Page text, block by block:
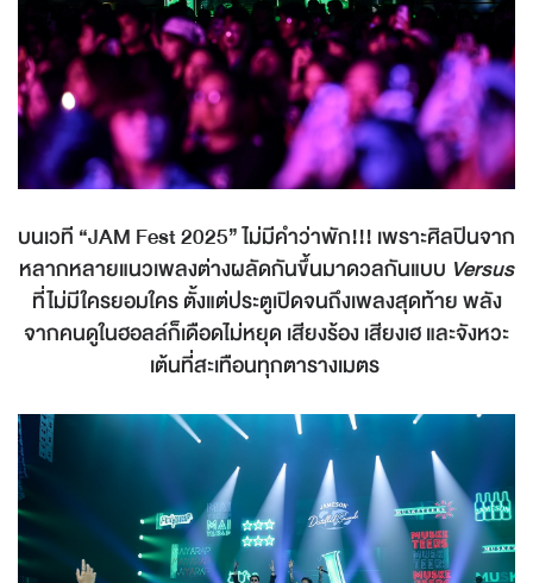
บนเวที “JAM Fest 2025”ไม่มีคำว่าพัก!!! เพราะศิลปินจาก
หลากหลายแนวเพลงต่างผลัดกันขึ้นมาดวลกันแบบ Versus
ที่ไม่มีใครยอมใคร ตั้งแต่ประตูเปิดจนถึงเพลงสุดท้าย พลัง
จากคนดูในฮอลล์ก็เดือดไม่หยุด เสียงร้อง เสียงเฮ และจังหวะ
เต้นที่สะเทือนทุกตารางเมตร